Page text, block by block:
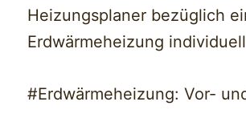
Heizungsplaner bezüglich
Erdwärmeheizung
#Erdwärmeheizung: Vor-